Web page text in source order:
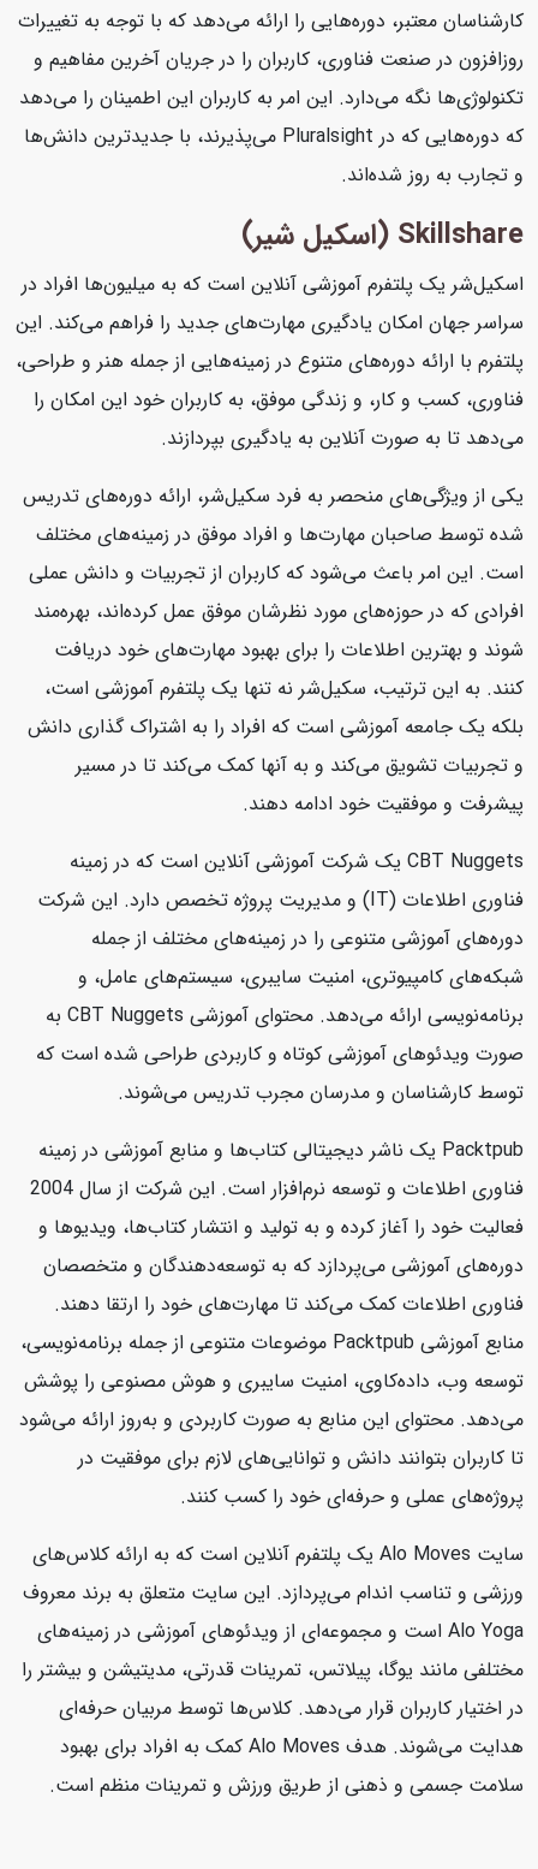
کارشناسان معتبر، دوره‌هایی را ارائه می‌دهد که با توجه به تغییرات
روزافزون در صنعت فناوری، کاربران را در جریان آخرین مفاهیم و
تکنولوژی‌ها نگه می‌دارد. این امر به کاربران این اطمینان را می‌دهد
که دوره‌هایی که در Pluralsight می‌پذیرند، با جدیدترین دانش‌ها
و تجارب به روز شده‌اند.
Skillshare (اسکیل شیر)
اسکیل‌شر یک پلتفرم آموزشی آنلاین است که به میلیون‌ها افراد در
سراسر جهان امکان یادگیری مهارت‌های جدید را فراهم می‌کند. این
پلتفرم با ارائه دوره‌های متنوع در زمینه‌هایی از جمله هنر و طراحی،
فناوری، کسب و کار، و زندگی موفق، به کاربران خود این امکان را
می‌دهد تا به صورت آنلاین به یادگیری بپردازند.
یکی از ویژگی‌های منحصر به فرد سکیل‌شر، ارائه دوره‌های تدریس
شده توسط صاحبان مهارت‌ها و افراد موفق در زمینه‌های مختلف
است. این امر باعث می‌شود که کاربران از تجربیات و دانش عملی
افرادی که در حوزه‌های مورد نظرشان موفق عمل کرده‌اند، بهره‌مند
شوند و بهترین اطلاعات را برای بهبود مهارت‌های خود دریافت
کنند. به این ترتیب، سکیل‌شر نه تنها یک پلتفرم آموزشی است،
بلکه یک جامعه آموزشی است که افراد را به اشتراک گذاری دانش
و تجربیات تشویق می‌کند و به آنها کمک می‌کند تا در مسیر
پیشرفت و موفقیت خود ادامه دهند.
CBT Nuggets یک شرکت آموزشی آنلاین است که در زمینه
فناوری اطلاعات (IT) و مدیریت پروژه تخصص دارد. این شرکت
دوره‌های آموزشی متنوعی را در زمینه‌های مختلف از جمله
شبکه‌های کامپیوتری، امنیت سایبری، سیستم‌های عامل، و
برنامه‌نویسی ارائه می‌دهد. محتوای آموزشی CBT Nuggets به
صورت ویدئوهای آموزشی کوتاه و کاربردی طراحی شده است که
توسط کارشناسان و مدرسان مجرب تدریس می‌شوند.
Packtpub یک ناشر دیجیتالی کتاب‌ها و منابع آموزشی در زمینه
فناوری اطلاعات و توسعه نرم‌افزار است. این شرکت از سال 2004
فعالیت خود را آغاز کرده و به تولید و انتشار کتاب‌ها، ویدیوها و
دوره‌های آموزشی می‌پردازد که به توسعه‌دهندگان و متخصصان
فناوری اطلاعات کمک می‌کند تا مهارت‌های خود را ارتقا دهند.
منابع آموزشی Packtpub موضوعات متنوعی از جمله برنامه‌نویسی،
توسعه وب، داده‌کاوی، امنیت سایبری و هوش مصنوعی را پوشش
می‌دهد. محتوای این منابع به صورت کاربردی و به‌روز ارائه می‌شود
تا کاربران بتوانند دانش و توانایی‌های لازم برای موفقیت در
پروژه‌های عملی و حرفه‌ای خود را کسب کنند.
سایت Alo Moves یک پلتفرم آنلاین است که به ارائه کلاس‌های
ورزشی و تناسب اندام می‌پردازد. این سایت متعلق به برند معروف
Alo Yoga است و مجموعه‌ای از ویدئوهای آموزشی در زمینه‌های
مختلفی مانند یوگا، پیلاتس، تمرینات قدرتی، مدیتیشن و بیشتر را
در اختیار کاربران قرار می‌دهد. کلاس‌ها توسط مربیان حرفه‌ای
هدایت می‌شوند. هدف Alo Moves کمک به افراد برای بهبود
سلامت جسمی و ذهنی از طریق ورزش و تمرینات منظم است.